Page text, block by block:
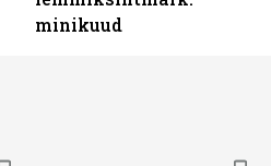
minikuud